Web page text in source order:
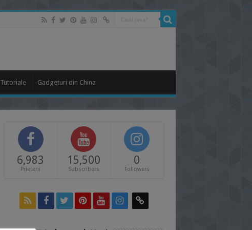
Tutoriale Gadgeturi din China
6,983
Prieteni
15,500
Subscribers
0
Followers